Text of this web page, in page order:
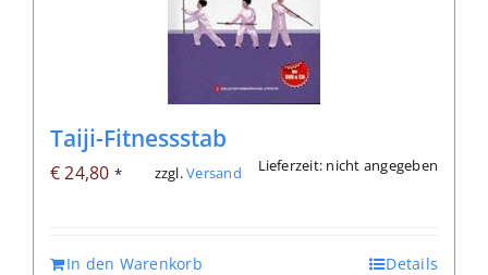
Taiji-Fitnessstab
€24,80 * zzgl.Versand Lieferzeit: nicht angegeben
In den Warenkorb Details